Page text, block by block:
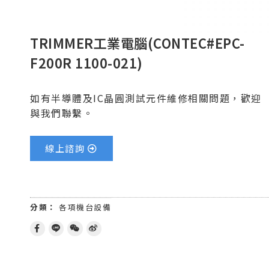
TRIMMER工業電腦(CONTEC#EPC-
F200R 1100-021)
如有半導體及IC晶圓測試元件維修相關問題，歡迎
與我們聯繫。
線上諮詢
分類： 各項機台設備